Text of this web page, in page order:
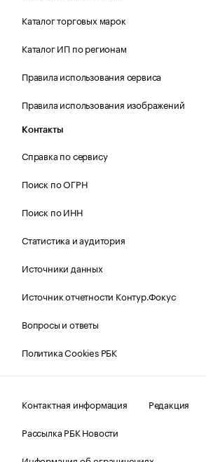
Каталог торговых марок
Каталог ИП по регионам
Правила использования сервиса
Правила использования изображений
Контакты
Справка по сервису
Поиск по ОГРН
Поиск по ИНН
Статистика и аудитория
Источники данных
Источник отчетности Контур.Фокус
Вопросы и ответы
Политика Cookies РБК
Контактная информация
Редакция
Рассылка РБК Новости